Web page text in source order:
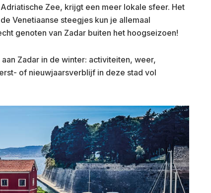
Zee, krijgt een meer lokale sfeer. Het
Venetiaanse steegjes kun je allemaal
genoten van Zadar buiten het hoogseizoen!
Zadar in de winter: activiteiten, weer,
of nieuwjaarsverblijf in deze stad vol